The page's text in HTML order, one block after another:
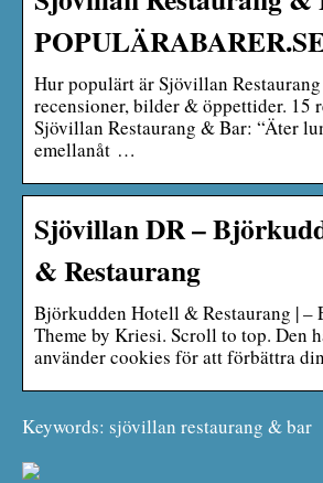
Hur populärt är Sjövillan
recensioner, bilder & öppettider. 15
Sjövillan Restaurang & Bar: “Äter
emellanåt …
Sjövillan DR –
& Restaurang
Björkudden Hotell & Restaurang | –
Theme by Kriesi. Scroll to top. Den
använder cookies för att förbättra
Keywords: sjövillan restaurang & bar